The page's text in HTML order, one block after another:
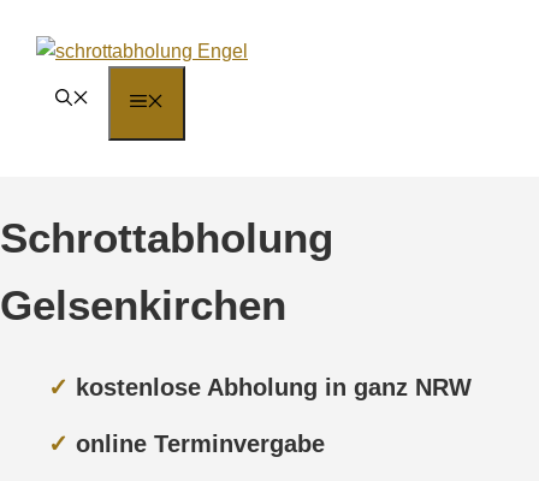
Inhalt
Schrottabholung
Gelsenkirchen
✓ kostenlose Abholung in ganz NRW
✓ online Terminvergabe